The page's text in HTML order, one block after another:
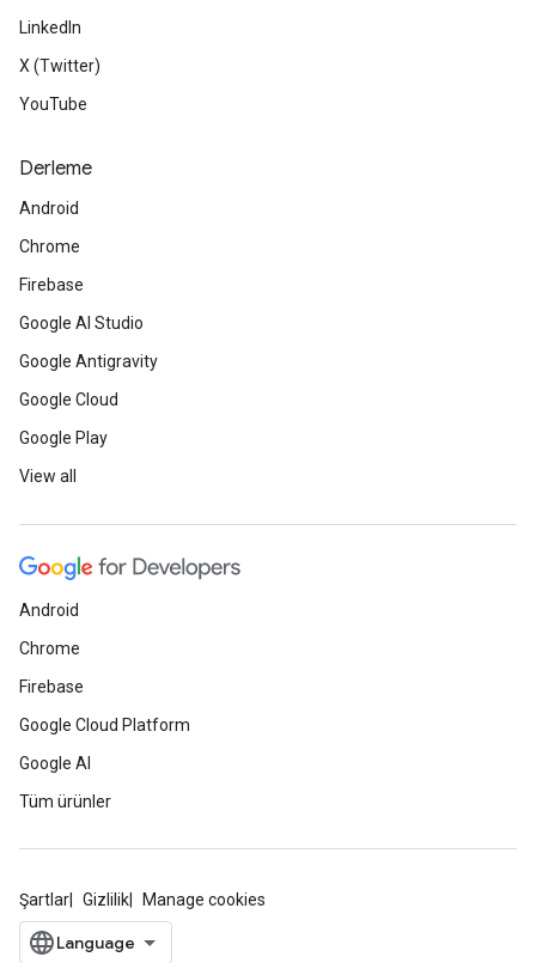
LinkedIn
X (Twitter)
YouTube
Derleme
Android
Chrome
Firebase
Google AI Studio
Google Antigravity
Google Cloud
Google Play
View all
Android
Chrome
Firebase
Google Cloud Platform
Google AI
Tüm ürünler
Şartlar Gizlilik Manage cookies